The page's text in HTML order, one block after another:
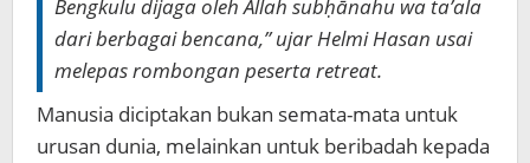
Bengkulu dijaga oleh Allah subḥānahu wa ta’ala
dari berbagai bencana,” ujar Helmi Hasan usai
melepas rombongan peserta retreat.
Manusia diciptakan bukan semata-mata untuk
urusan dunia, melainkan untuk beribadah kepada